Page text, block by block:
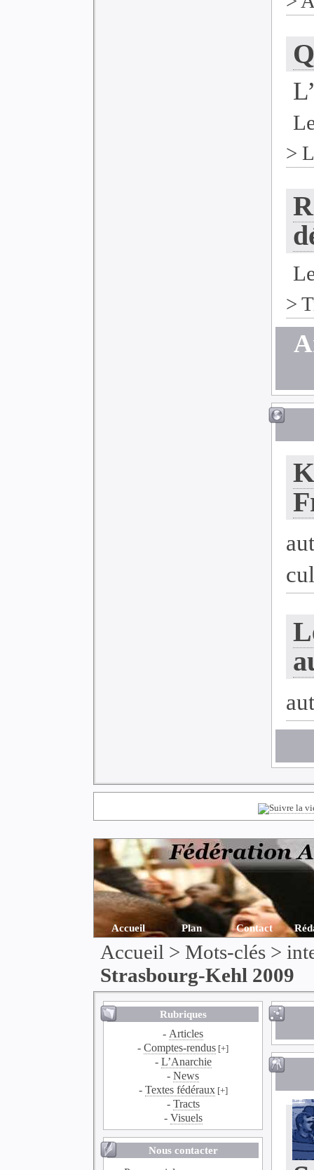
>
>
Accueil Plan Contact
Accueil > Mots-clés >
Strasbourg-Kehl 2009
Rubriques
- Articles
-Comptes-rendus [+]
- L’Anarchie
-News
- Textes fédéraux[+]
- Tracts
- Visuels
Nous contacter